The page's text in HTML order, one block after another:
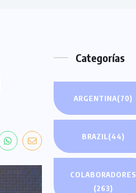
Categorías
ARGENTINA(70)
BRAZIL(44)
COLABORADORES
(263)